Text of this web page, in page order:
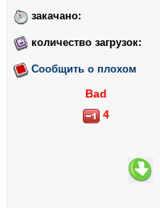
закачано:
количество загрузок:
Сообщить о плохом
Bad
4